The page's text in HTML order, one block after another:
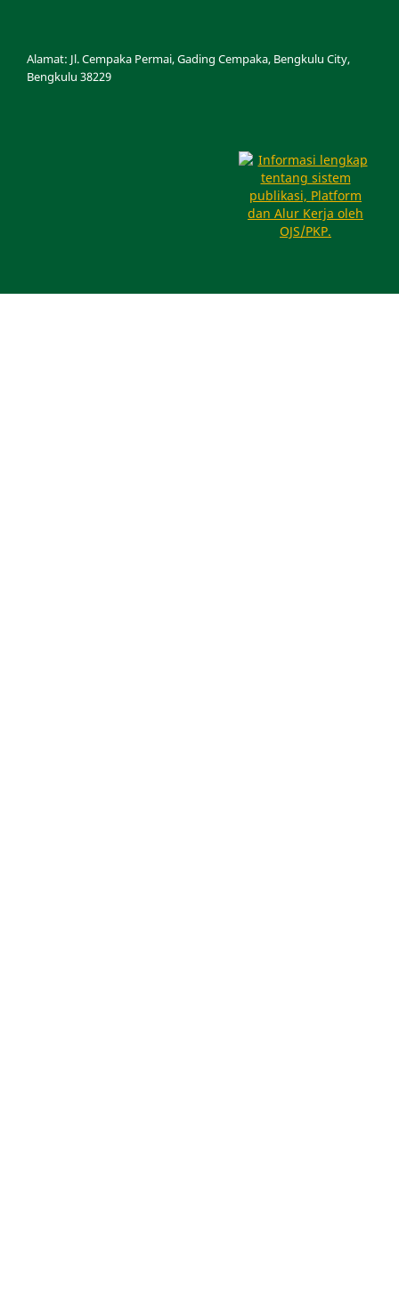
Alamat: Jl.Cempaka Permai, Gading Cempaka, Bengkulu City,
Bengkulu 38229